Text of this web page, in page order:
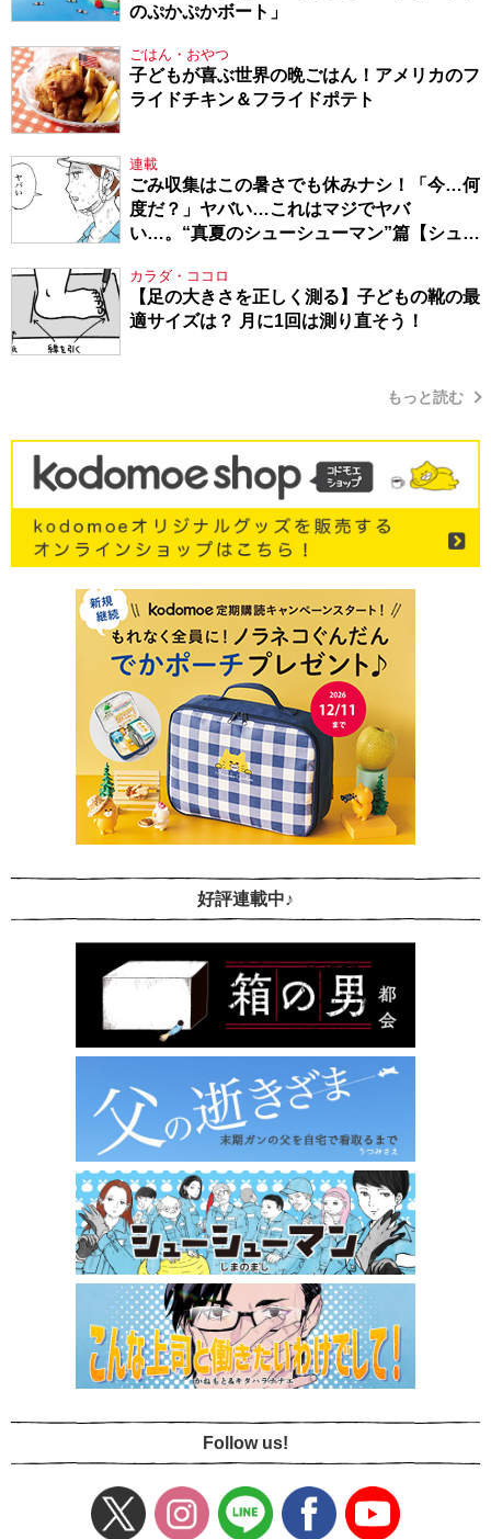
のぷかぷかボート」
ごはん・おやつ
子どもが喜ぶ世界の晩ごはん！アメリカのフ
ライドチキン＆フライドポテト
連載
ごみ収集はこの暑さでも休みナシ！「今…何
度だ？」ヤバい…これはマジでヤバ
い…。“真夏のシューシューマン”篇【シュー
カラダ・ココロ
【足の大きさを正しく測る】子どもの靴の最
適サイズは？ 月に1回は測り直そう！
もっと読む
好評連載中♪
Follow us!